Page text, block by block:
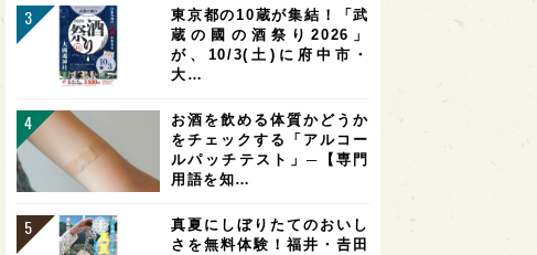
東京都の10蔵が集結！「武
蔵の國の酒祭り2026」
が、10/3(土)に府中市・
大…
お酒を飲める体質かどうか
をチェックする「アルコー
ルパッチテスト」─【専門
用語を知…
真夏にしぼりたてのおいし
さを無料体験！福井・𠮷田